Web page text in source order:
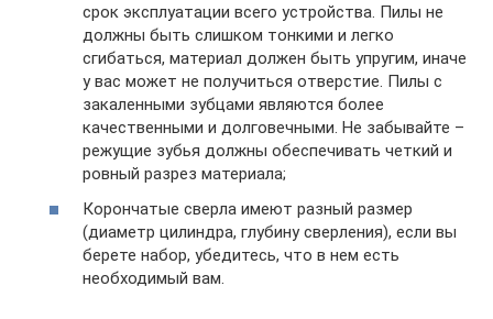
срок эксплуатации всего устройства. Пилы не
должны быть слишком тонкими и легко
сгибаться, материал должен быть упругим, иначе
у вас может не получиться отверстие. Пилы с
закаленными зубцами являются более
качественными и долговечными. Не забывайте –
режущие зубья должны обеспечивать четкий и
ровный разрез материала;
Корончатые сверла имеют разный размер
(диаметр цилиндра, глубину сверления), если вы
берете набор, убедитесь, что в нем есть
необходимый вам.